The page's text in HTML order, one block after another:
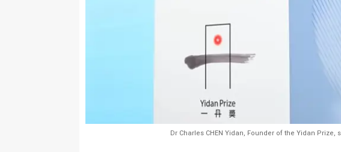
Dr Charles CHEN Yidan, Founder of the Yidan